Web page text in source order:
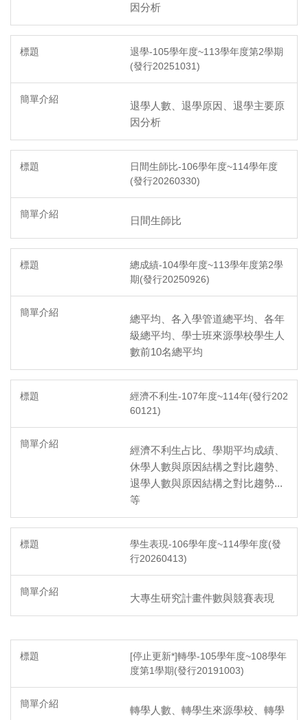
因分析
退學-105學年度~113學年度第2學期
(發行20251031)
退學人數、退學原因、退學主要原
因分析
日間生師比-106學年度~114學年度
(發行20260330)
日間生師比
總成績-104學年度~113學年度第2學
期(發行20250926)
總平均、各入學管道總平均、各年
級總平均、學士班來源學校學生人
數前10名總平均
經濟不利生-107年度~114年(發行202
60121)
經濟不利生占比、學期平均成績、
休學人數與原因結構之對比趨勢、
退學人數與原因結構之對比趨勢...
等
學生表現-106學年度~114學年度(發
行20260413)
大專生研究計畫件數與競賽表現
[停止更新*]轉學-105學年度~108學年
度第1學期(發行20191003)
轉學人數、轉學生來源學校、轉學